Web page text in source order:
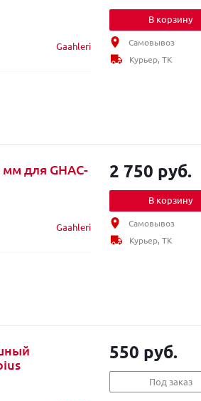
Gaahleri
В корзину
Самовывоз
Курьер, ТК
для GHAC-
Gaahleri
2 750 руб.
В корзину
Самовывоз
Курьер, ТК
550 руб.
Под заказ